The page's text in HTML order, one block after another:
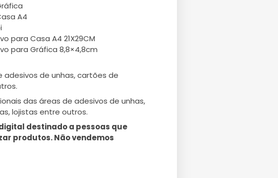
A4
para Casa A4 21X29CM
para Gráfica 8,8×4,8cm
de unhas, cartões de
das áreas de adesivos de unhas,
lojistas entre outros.
destinado a pessoas que
produtos. Não vendemos